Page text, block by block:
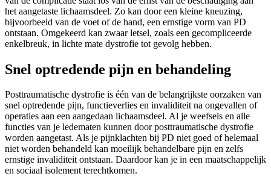
het aangetaste lichaamsdeel. Zo kan door een kleine kneuzing,
bijvoorbeeld van de voet of de hand, een ernstige vorm van PD
ontstaan. Omgekeerd kan zwaar letsel, zoals een gecompliceerde
enkelbreuk, in lichte mate dystrofie tot gevolg hebben.
Snel optredende pijn en behandeling
Posttraumatische dystrofie is één van de belangrijkste oorzaken van
snel optredende pijn, functieverlies en invaliditeit na ongevallen of
operaties aan een aangedaan lichaamsdeel. Al je weefsels en alle
functies van je ledematen kunnen door posttraumatische dystrofie
worden aangetast. Als je pijnklachten bij PD niet goed of helemaal
niet worden behandeld kan moeilijk behandelbare pijn en zelfs
ernstige invaliditeit ontstaan. Daardoor kan je in een maatschappelijk
en sociaal isolement terechtkomen.